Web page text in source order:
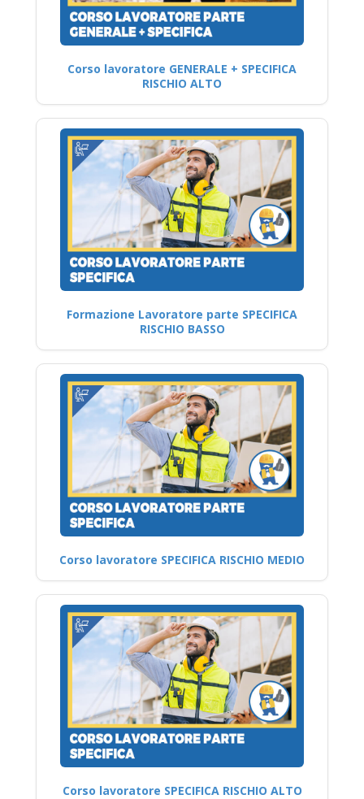
Corso lavoratore GENERALE + SPECIFICA
RISCHIO ALTO
Formazione Lavoratore parte SPECIFICA
RISCHIO BASSO
Corso lavoratore SPECIFICA RISCHIO MEDIO
Corso lavoratore SPECIFICA RISCHIO ALTO